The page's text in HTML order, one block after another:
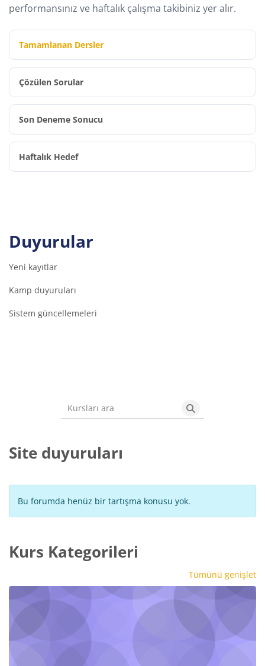
performansınız ve haftalık çalışma takibiniz yer alır.
Tamamlanan Dersler
Çözülen Sorular
Son Deneme Sonucu
Haftalık Hedef
Duyurular
Yeni kayıtlar
Kamp duyuruları
Sistem güncellemeleri
Kursları ara
Kursları ara
Site duyuruları
Bu forumda henüz bir tartışma konusu yok.
Kurs Kategorileri
Tümünü genişlet